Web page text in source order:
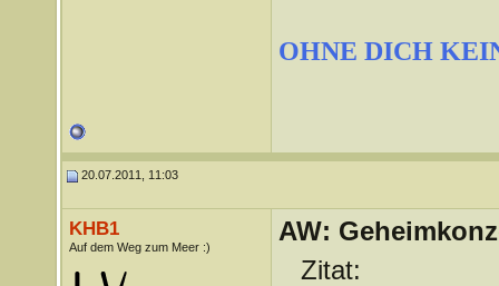
OHNE DICH
20.07.2011, 11:03
KHB1
Auf dem Weg zum Meer :)
AW:
Zitat: